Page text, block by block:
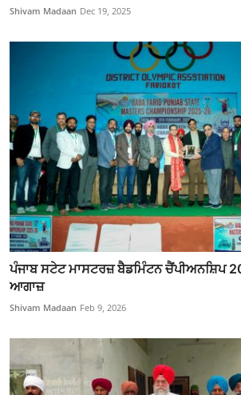
Shivam Madaan Dec 19, 2025
ਪੰਜਾਬ ਸਟੇਟ ਮਾਸਟਰਜ਼ ਬੈਡਮਿੰਟਨ ਚੈਂਪੀਅਨਸ਼ਿਪ
ਆਗਾਜ਼
Shivam Madaan Feb 9, 2026